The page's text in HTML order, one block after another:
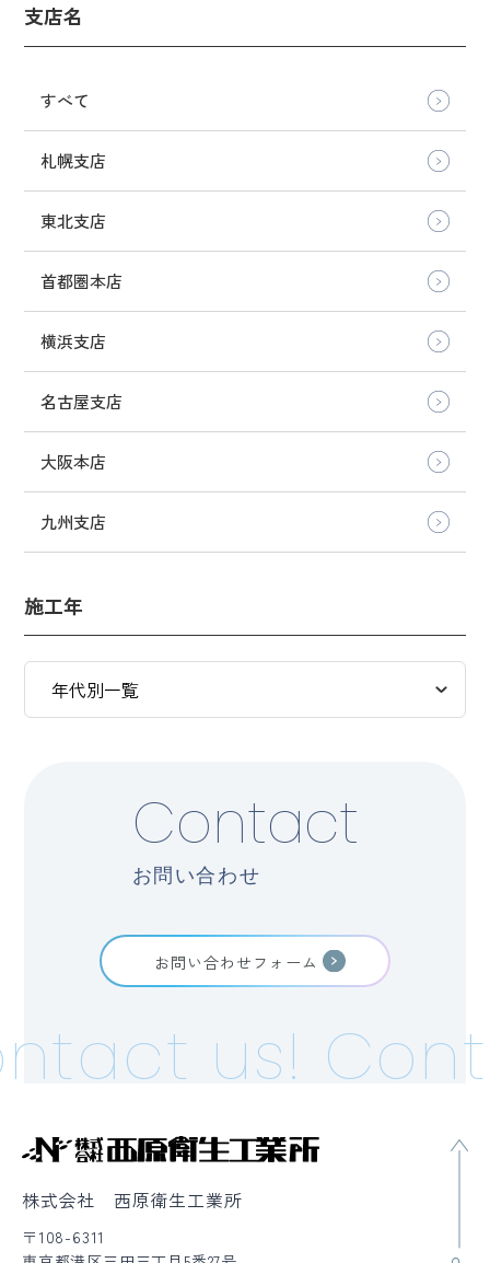
支店名
すべて
札幌支店
東北支店
首都圏本店
横浜支店
名古屋支店
大阪本店
九州支店
施工年
Contact
お問い合わせ
お問い合わせフォーム
us!
株式会社 西原衛生工業所
〒108-6311